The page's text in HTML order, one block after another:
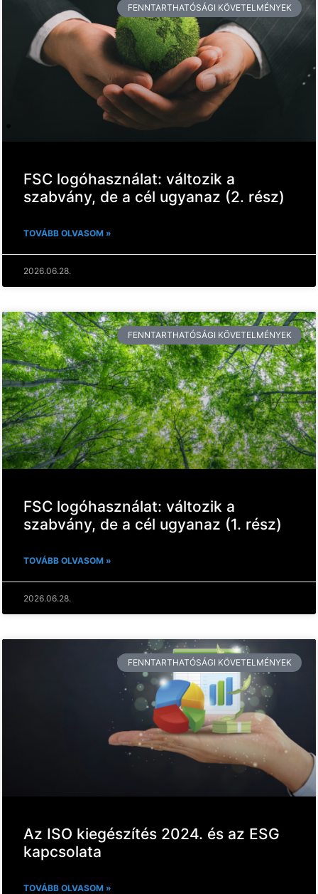
FENNTARTHATÓSÁGI KÖVETELMÉNYEK
FSC logóhasználat: változik a
szabvány, de a cél ugyanaz (2. rész)
TOVÁBB OLVASOM »
2026.06.28.
FENNTARTHATÓSÁGI KÖVETELMÉNYEK
FSC logóhasználat: változik a
szabvány, de a cél ugyanaz (1. rész)
TOVÁBB OLVASOM »
2026.06.28.
FENNTARTHATÓSÁGI KÖVETELMÉNYEK
Az ISO kiegészítés 2024. és az ESG
kapcsolata
TOVÁBB OLVASOM »